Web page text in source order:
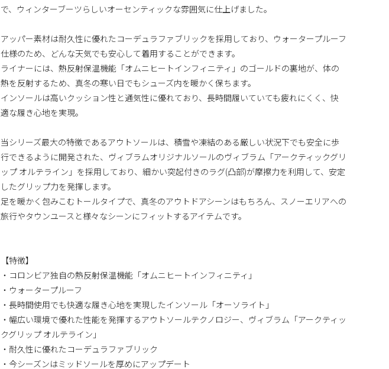
で、ウィンターブーツらしいオーセンティックな雰囲気に仕上げました。
アッパー素材は耐久性に優れたコーデュラファブリックを採用しており、ウォータープルーフ
仕様のため、どんな天気でも安心して着用することができます。
ライナーには、熱反射保温機能「オムニヒートインフィニティ」のゴールドの裏地が、体の
熱を反射するため、真冬の寒い日でもシューズ内を暖かく保ちます。
インソールは高いクッション性と通気性に優れており、長時間履いていても疲れにくく、快
適な履き心地を実現。
当シリーズ最大の特徴であるアウトソールは、積雪や凍結のある厳しい状況下でも安全に歩
行できるように開発された、ヴィブラムオリジナルソールのヴィブラム「アークティックグリ
ップ オルテライン」を採用しており、細かい突起付きのラグ(凸部)が摩擦力を利用して、安定
したグリップ力を発揮します。
足を暖かく包みこむトールタイプで、真冬のアウトドアシーンはもちろん、スノーエリアへの
旅行やタウンユースと様々なシーンにフィットするアイテムです。
【特徴】
・コロンビア独自の熱反射保温機能「オムニヒートインフィニティ」
・ウォータープルーフ
・長時間使用でも快適な履き心地を実現したインソール「オーソライト」
・幅広い環境で優れた性能を発揮するアウトソールテクノロジー、ヴィブラム「アークティッ
クグリップ オルテライン」
・耐久性に優れたコーデュラファブリック
・今シーズンはミッドソールを厚めにアップデート